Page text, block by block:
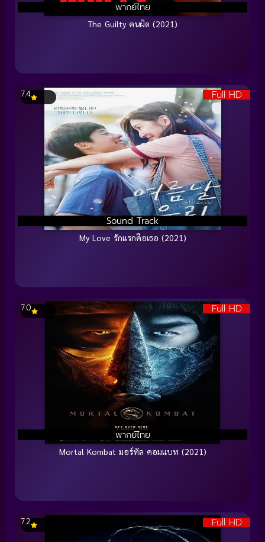
พากย์ไทย
The Guilty คนผิด (2021)
Full HD
Sound Track
7.4
My Love รักแรกคือเธอ (2021)
Full HD
พากย์ไทย
7.0
Mortal Kombat มอร์ทัล คอมแบท (2021)
Full HD
7.2